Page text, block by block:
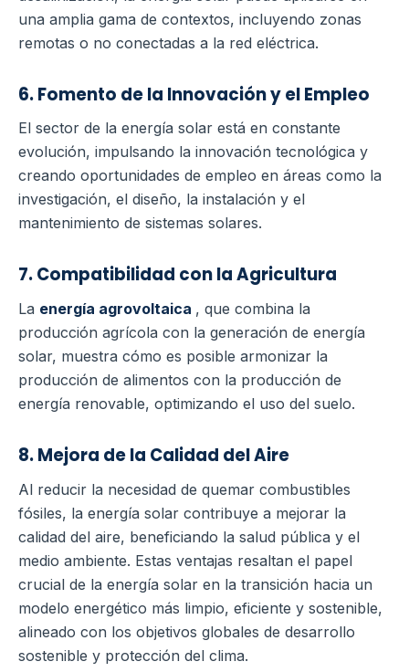
una amplia gama de contextos, incluyendo zonas
remotas o no conectadas a la red eléctrica.
6. Fomento de la Innovación y el Empleo
El sector de la energía solar está en constante
evolución, impulsando la innovación tecnológica y
creando oportunidades de empleo en áreas como la
investigación, el diseño, la instalación y el
mantenimiento de sistemas solares.
7. Compatibilidad con la Agricultura
La energía agrovoltaica , que combina la
producción agrícola con la generación de energía
solar, muestra cómo es posible armonizar la
producción de alimentos con la producción de
energía renovable, optimizando el uso del suelo.
8. Mejora de la Calidad del Aire
Al reducir la necesidad de quemar combustibles
fósiles, la energía solar contribuye a mejorar la
calidad del aire, beneficiando la salud pública y el
medio ambiente. Estas ventajas resaltan el papel
crucial de la energía solar en la transición hacia un
modelo energético más limpio, eficiente y sostenible,
alineado con los objetivos globales de desarrollo
sostenible y protección del clima.